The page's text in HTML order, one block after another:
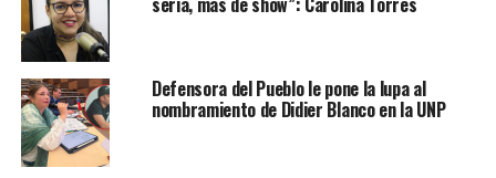
Defensora del Pueblo le pone la lupa al
nombramiento de Didier Blanco en la UNP